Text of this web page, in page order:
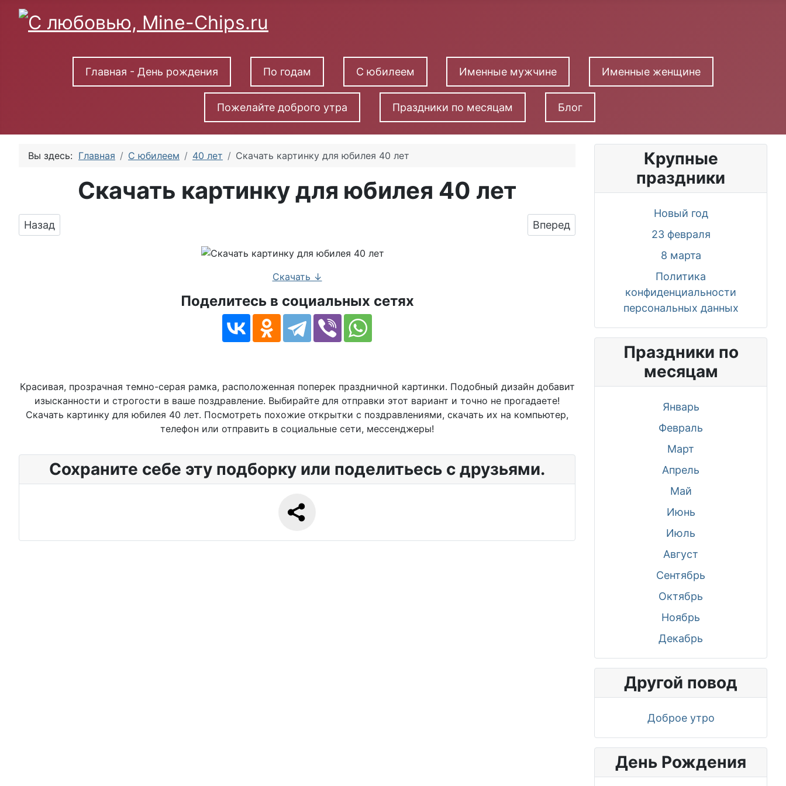
Главная - День рождения По годам С юбилеем Именные мужчине Именные женщине
Пожелайте доброго утра Праздники по месяцам Блог
Вы здесь: Главная С юбилеем 40 лет Скачать картинку для юбилея 40 лет
Скачать картинку для юбилея 40 лет
Предыдущий: Яркая картинка с юбилеем 40 лет
Назад Следующий: Картинка на юбилей 40 лет c
Вперед
Скачать ↓
Поделитесь в социальных сетях
Красивая, прозрачная темно-серая рамка, расположенная поперек праздничной картинки. Подобный дизайн добавит
изысканности и строгости в ваше поздравление. Выбирайте для отправки этот вариант и точно не прогадаете!
Скачать картинку для юбилея 40 лет. Посмотреть похожие открытки с поздравлениями, скачать их на компьютер,
телефон или отправить в социальные сети, мессенджеры!
Сохраните себе эту подборку или поделитьесь с друзьями.
Крупные
праздники
Новый год
23 февраля
8 марта
Политика
конфиденциальности
персональных данных
Праздники по
месяцам
Январь
Февраль
Март
Апрель
Май
Июнь
Июль
Август
Сентябрь
Октябрь
Ноябрь
Декабрь
Другой повод
Доброе утро
День Рождения